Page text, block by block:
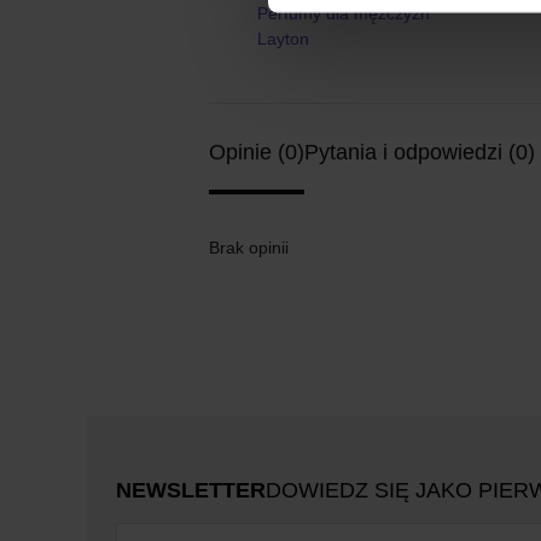
Perfumy dla mężczyzn
Layton
Opinie (0)Pytania i odpowiedzi (0)
Brak opinii
NEWSLETTERDOWIEDZ SIĘ JAKO